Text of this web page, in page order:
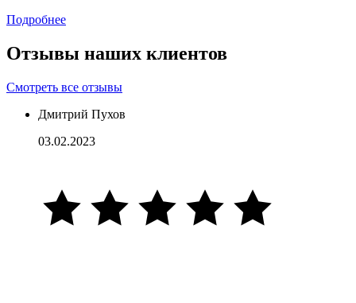
Подробнее
Отзывы наших клиентов
Смотреть все отзывы
Дмитрий Пухов
03.02.2023